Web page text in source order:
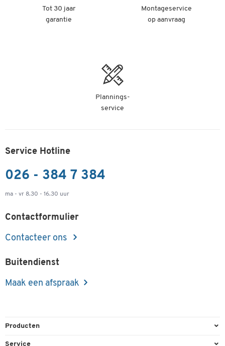
Tot 30 jaar
garantie
Montageservice
op aanvraag
Plannings-
service
Service Hotline
026 - 384 7 384
ma - vr 8.30 - 16.30 uur
Contactformulier
Contacteer ons
Buitendienst
Maak een afspraak
Producten
Kantoorbenodigdheden
Service